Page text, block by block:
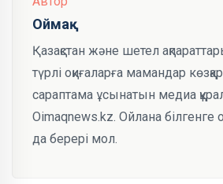
Оймақ
Қазақстан және шетел
түрлі оқиғаларға мамандар
сараптама ұсынатын медиа
Oimaqnews.kz. Ойлана білгенге
да берері мол.